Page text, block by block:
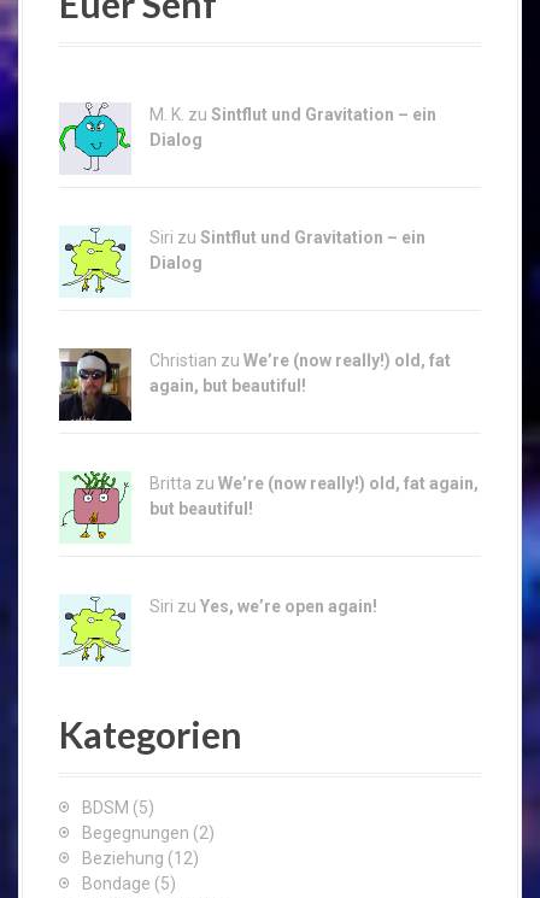
M. K. zu Sintflut und Gravitation – ein
Dialog
Siri zu Sintflut und Gravitation – ein
Dialog
Christian zu We’re (now really!) old, fat
again, but beautiful!
Britta zu We’re (now really!) old, fat again,
but beautiful!
Siri zu Yes, we’re open again!
Kategorien
BDSM (5)
Begegnungen (2)
Beziehung (12)
Bondage (5)